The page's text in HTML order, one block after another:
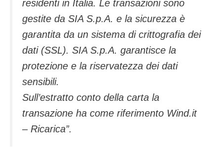
residenti in Italia. Le transazioni sono
gestite da SIA S.p.A. e la sicurezza è
garantita da un sistema di crittografia dei
dati (SSL). SIA S.p.A. garantisce la
protezione e la riservatezza dei dati
sensibili.
Sull’estratto conto della carta la
transazione ha come riferimento Wind.it
– Ricarica”.